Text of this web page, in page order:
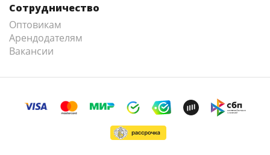
Сотрудничество
Оптовикам
Арендодателям
Вакансии